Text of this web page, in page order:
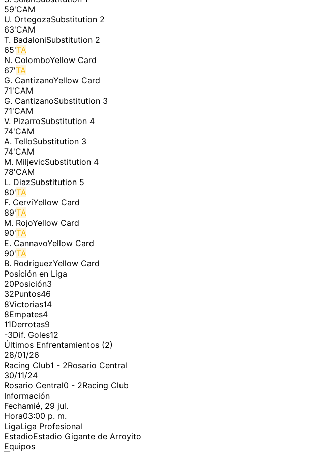
59'CAM
U. OrtegozaSubstitution 2
63'CAM
T. BadaloniSubstitution 2
65'TA
N. ColomboYellow Card
67'TA
G. CantizanoYellow Card
71'CAM
G. CantizanoSubstitution 3
71'CAM
V. PizarroSubstitution 4
74'CAM
A. TelloSubstitution 3
74'CAM
M. MiljevicSubstitution 4
78'CAM
L. DiazSubstitution 5
80'TA
F. CerviYellow Card
89'TA
M. RojoYellow Card
90'TA
E. CannavoYellow Card
90'TA
B. RodriguezYellow Card
Posición en Liga
20Posición3
32Puntos46
8Victorias14
8Empates4
11Derrotas9
-3Dif. Goles12
Últimos Enfrentamientos (2)
28/01/26
Racing Club1 - 2Rosario Central
30/11/24
Rosario Central0 - 2Racing Club
Información
Fechamié, 29 jul.
Hora03:00 p. m.
LigaLiga Profesional
EstadioEstadio Gigante de Arroyito
Equipos